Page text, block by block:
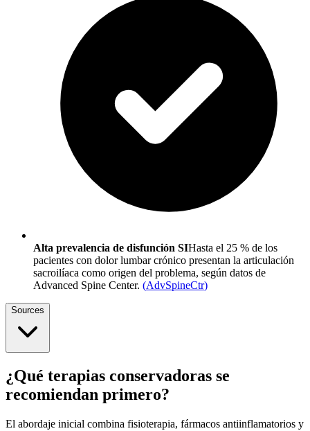
Alta prevalencia de disfunción SIHasta el 25 % de los
pacientes con dolor lumbar crónico presentan la articulación
sacroilíaca como origen del problema, según datos de
Advanced Spine Center. (AdvSpineCtr)
Sources
¿Qué terapias conservadoras se
recomiendan primero?
El abordaje inicial combina fisioterapia, fármacos antiinflamatorios y